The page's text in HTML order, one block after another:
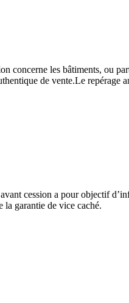
concerne les bâtiments, ou
de vente.Le repérage
cession a pour objectif
la garantie de vice caché.